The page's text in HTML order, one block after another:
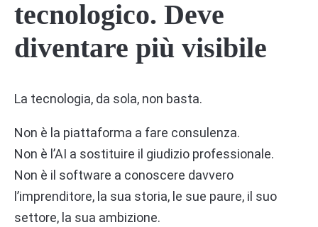
tecnologico. Deve
diventare più visibile
La tecnologia, da sola, non basta.
Non è la piattaforma a fare consulenza.
Non è l’AI a sostituire il giudizio professionale.
Non è il software a conoscere davvero
l’imprenditore, la sua storia, le sue paure, il suo
settore, la sua ambizione.